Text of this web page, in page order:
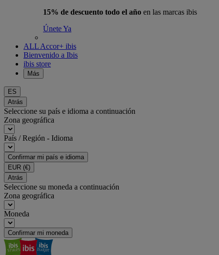
15% de descuento todo el año en las marcas ibis
Únete Ya
ALL Accor+ ibis
Bienvenido a Ibis
ibis store
Más
ES
Atrás
Seleccione su país e idioma a continuación
Zona geográfica
País / Región - Idioma
Confirmar mi país e idioma
EUR (€)
Atrás
Seleccione su moneda a continuación
Zona geográfica
Moneda
Confirmar mi moneda